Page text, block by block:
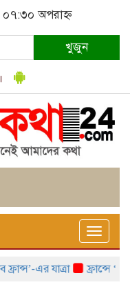
অপরাহ্ন
খুজুন
Toggle
এর যাত্রা ফ্রান্সে